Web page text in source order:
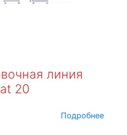
линия
20
Подробнее